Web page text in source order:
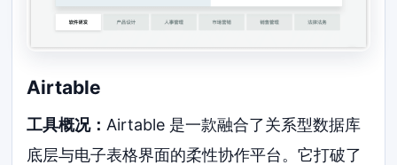
Airtable
工具概况： Airtable 是一款融合了关系型数据库
底层与电子表格界面的柔性协作平台。它打破了